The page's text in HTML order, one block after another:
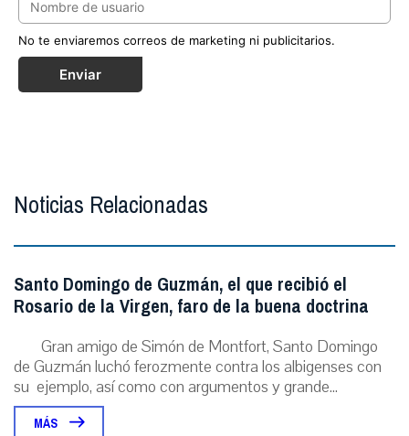
No te enviaremos correos de marketing ni publicitarios.
Enviar
Noticias Relacionadas
Santo Domingo de Guzmán, el que recibió el
Rosario de la Virgen, faro de la buena doctrina
Gran amigo de Simón de Montfort, Santo Domingo
de Guzmán luchó ferozmente contra los albigenses con
su ejemplo, así como con argumentos y grande...
MÁS